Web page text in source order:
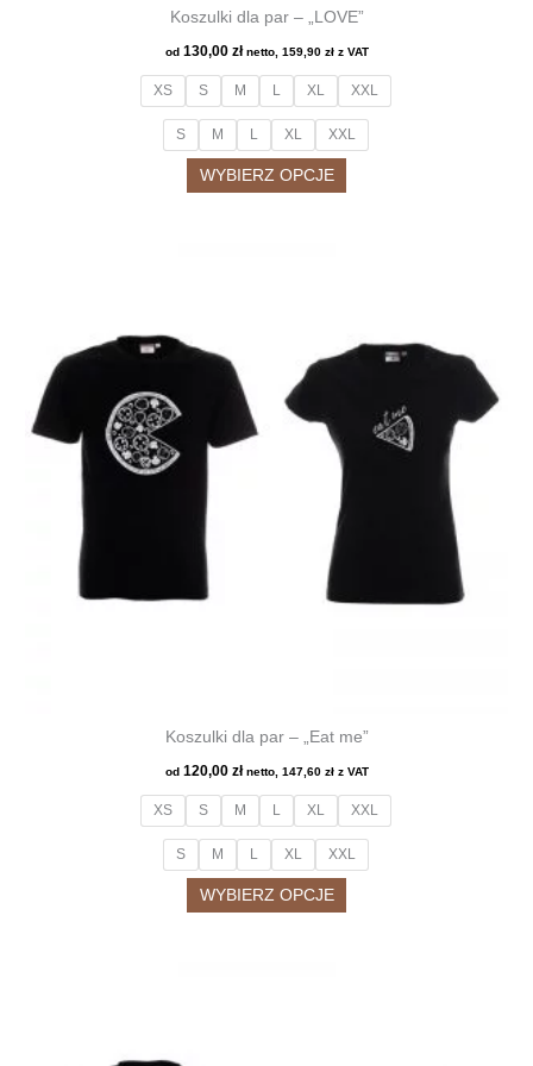
Koszulki dla par – „LOVE”
od 130,00 zł netto, 159,90 złz VAT
XS S M L XL XXL
S M L XL XXL
WYBIERZ OPCJE
można
stronie
Koszulki dla par – „Eat me”
od 120,00 zł netto, 147,60 złz VAT
XS S M L XL XXL
S M L XL XXL
WYBIERZ OPCJE